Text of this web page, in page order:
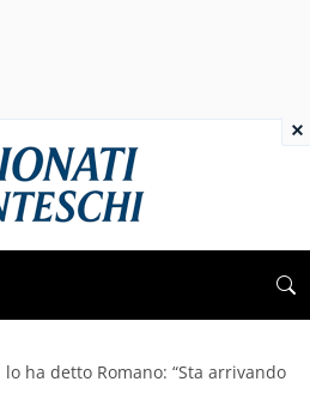
ha detto Romano: “Sta arrivando
×